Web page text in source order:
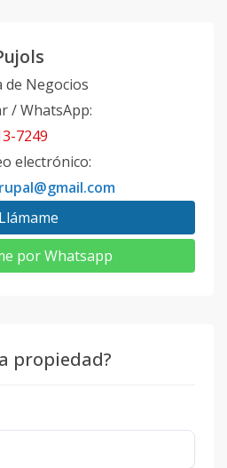
de Negocios
/ WhatsApp:
7249
electrónico:
Llámame
por Whatsapp
propiedad?